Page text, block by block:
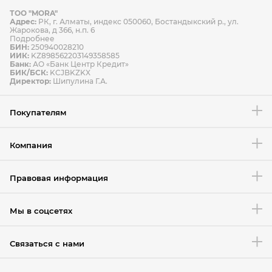
Способы оплаты Способы доставки
Условия возврата товара
ТОО "MORA"
Адрес: РК, г. Алматы, индекс 050060, Бостандыкский р., ул.
Жарокова, д 366, н.п. 6
Подробнее
БИН: 250940028210
ИИК: KZ898562203149358585
Банк: АО «Банк Центр Кредит»
БИК/БСК: KCJBKZKX
Директор: Шипулина Г.А.
Покупателям
Компания
Правовая информация
Мы в соцсетях
Связаться с нами